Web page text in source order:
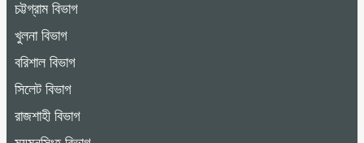
চট্টগ্রাম বিভাগ
খুলনা বিভাগ
বরিশাল বিভাগ
সিলেট বিভাগ
রাজশাহী বিভাগ